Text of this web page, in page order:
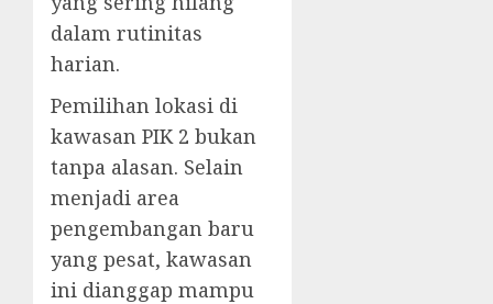
dalam rutinitas
harian.
Pemilihan lokasi di
kawasan PIK 2 bukan
tanpa alasan. Selain
menjadi area
pengembangan baru
yang pesat, kawasan
ini dianggap mampu